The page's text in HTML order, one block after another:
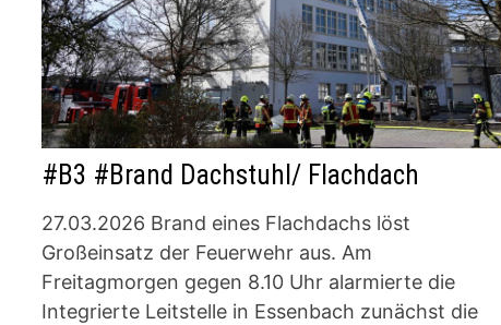
#B3 #Brand Dachstuhl/ Flachdach
27.03.2026 Brand eines Flachdachs löst
Großeinsatz der Feuerwehr aus. Am
Freitagmorgen gegen 8.10 Uhr alarmierte die
Integrierte Leitstelle in Essenbach zunächst die